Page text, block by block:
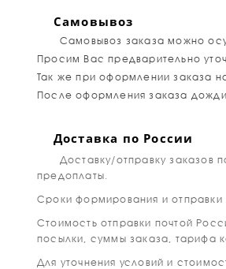
Самовывоз
Самовывоз заказа можно
Просим Вас предварительно
Так же при оформлении заказа
После оформления заказа
Доставка по России
Доставку/отправку заказов
предоплаты.
Сроки формирования и отправки
Стоимость отправки почтой
посылки, суммы заказа, тарифа
Для уточнения условий и